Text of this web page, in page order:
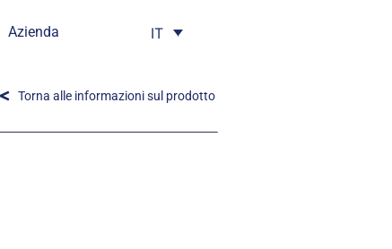
Azienda IT
Torna alle informazioni sul prodotto